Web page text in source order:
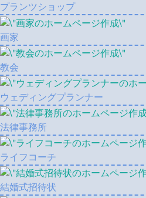
プランツショップ
画家
教会
ウェディングプランナー
法律事務所
ライフコーチ
結婚式招待状